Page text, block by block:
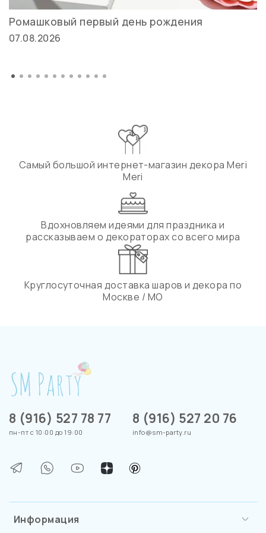
Ромашковый первый день рождения
07.08.2026
Самый большой интернет-магазин декора Meri
Meri
Вдохновляем идеями для праздника и
рассказываем о декораторах со всего мира
Круглосуточная доставка шаров и декора по
Москве / МО
Информация
8 (916) 527 78 77
пн-пт с 10:00 до 19:00
8 (916) 527 20 76
info@sm-party.ru